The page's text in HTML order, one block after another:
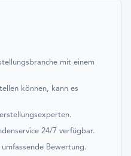
mit einem
können, kann es
24/7 verfügbar.
Bewertung.